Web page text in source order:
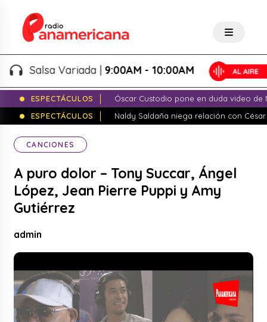
Salsa Variada |9:00AM - 10:00AM
ESPECTÁCULOS
Óscar Custodio pone en duda video de
ESPECTÁCULOS
Naldy Saldaña niega relación con
CANCIONES
A puro dolor – Tony Succar, Ángel
López, Jean Pierre Puppi y Amy
Gutiérrez
admin